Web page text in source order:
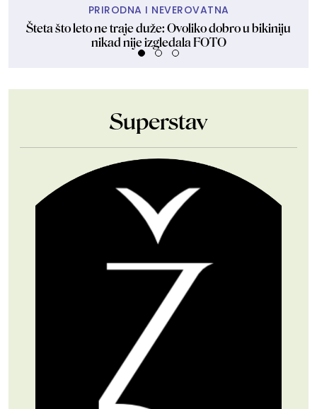
PRIRODNA I NEVEROVATNA
Šteta što leto ne traje duže: Ovoliko dobro u bikiniju
nikad nije izgledala FOTO
Superstav